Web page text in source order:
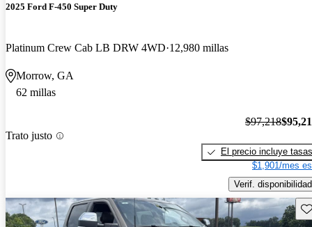
2025 Ford F-450 Super Duty
Platinum Crew Cab LB DRW 4WD 12,980 millas
Morrow, GA
62 millas
Trato justo
$97,218
El precio incluye tasas
$1,901/mes
Verif. disponibilidad